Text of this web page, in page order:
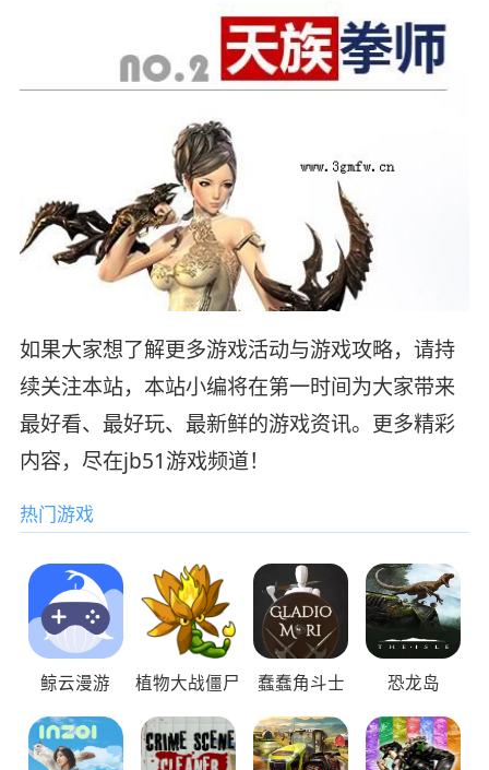
如果大家想了解更多游戏活动与游戏攻略，请持
续关注本站，本站小编将在第一时间为大家带来
最好看、最好玩、最新鲜的游戏资讯。更多精彩
内容，尽在jb51游戏频道！
热门游戏
鲸云漫游 植物大战僵尸 蠢蠢角斗士 恐龙岛